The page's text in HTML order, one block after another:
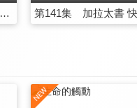
第140集 加拉太書 愛你的仇敵